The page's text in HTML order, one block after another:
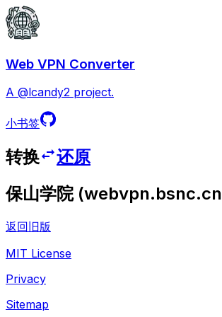
Web VPN Converter
A @lcandy2 project.
小书签
转换
还原
保山学院(webvpn.bsnc.cn
返回旧版
MIT License
Privacy
Sitemap